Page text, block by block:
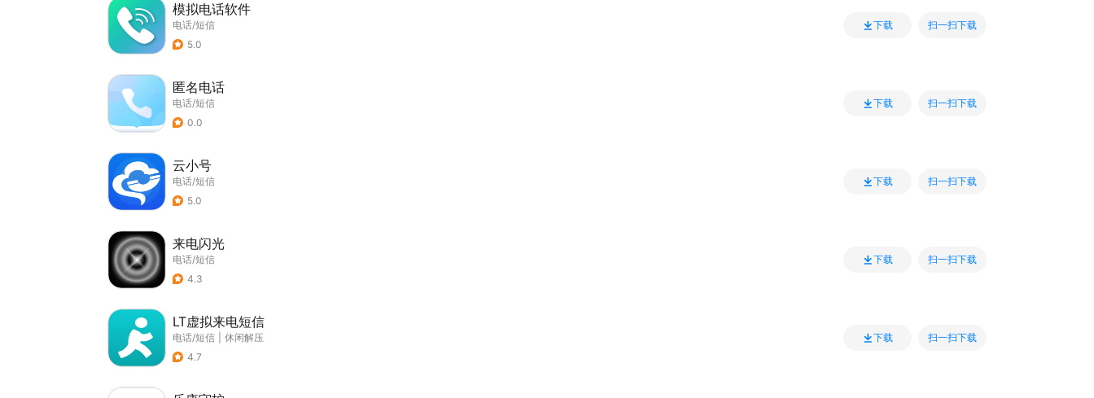
模拟电话软件
电话/短信
5.0
下载 扫一扫下载
匿名电话
电话/短信
0.0
下载 扫一扫下载
云小号
电话/短信
5.0
下载 扫一扫下载
来电闪光
电话/短信
4.3
下载 扫一扫下载
LT虚拟来电短信
电话/短信
休闲解压
4.7
下载 扫一扫下载